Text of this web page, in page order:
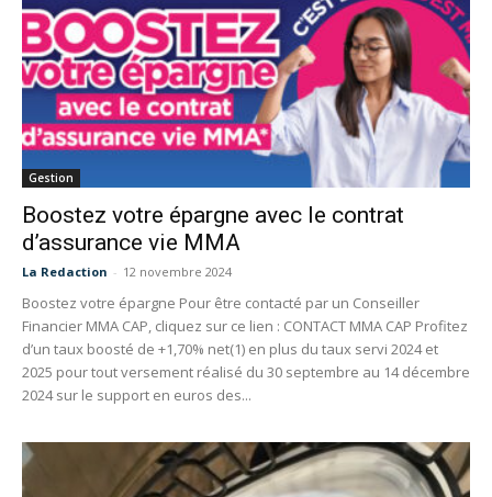
Gestion
Boostez votre épargne avec le contrat
d’assurance vie MMA
La Redaction - 12 novembre 2024
Boostez votre épargne Pour être contacté par un Conseiller
Financier MMA CAP, cliquez sur ce lien : CONTACT MMA CAP Profitez
d’un taux boosté de +1,70% net(1) en plus du taux servi 2024 et
2025 pour tout versement réalisé du 30 septembre au 14 décembre
2024 sur le support en euros des...